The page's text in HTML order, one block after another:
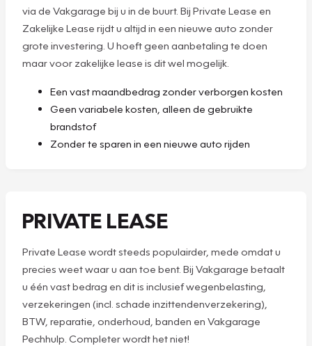
via de Vakgarage bij u in de buurt. Bij Private Lease en
Zakelijke Lease rijdt u altijd in een nieuwe auto zonder
grote investering. U hoeft geen aanbetaling te doen
maar voor zakelijke lease is dit wel mogelijk.
Een vast maandbedrag zonder verborgen kosten
Geen variabele kosten, alleen de gebruikte
brandstof
Zonder te sparen in een nieuwe auto rijden
PRIVATE LEASE
Private Lease wordt steeds populairder, mede omdat u
precies weet waar u aan toe bent. Bij Vakgarage betaalt
u één vast bedrag en dit is inclusief wegenbelasting,
verzekeringen (incl. schade inzittendenverzekering),
BTW, reparatie, onderhoud, banden en Vakgarage
Pechhulp. Completer wordt het niet!